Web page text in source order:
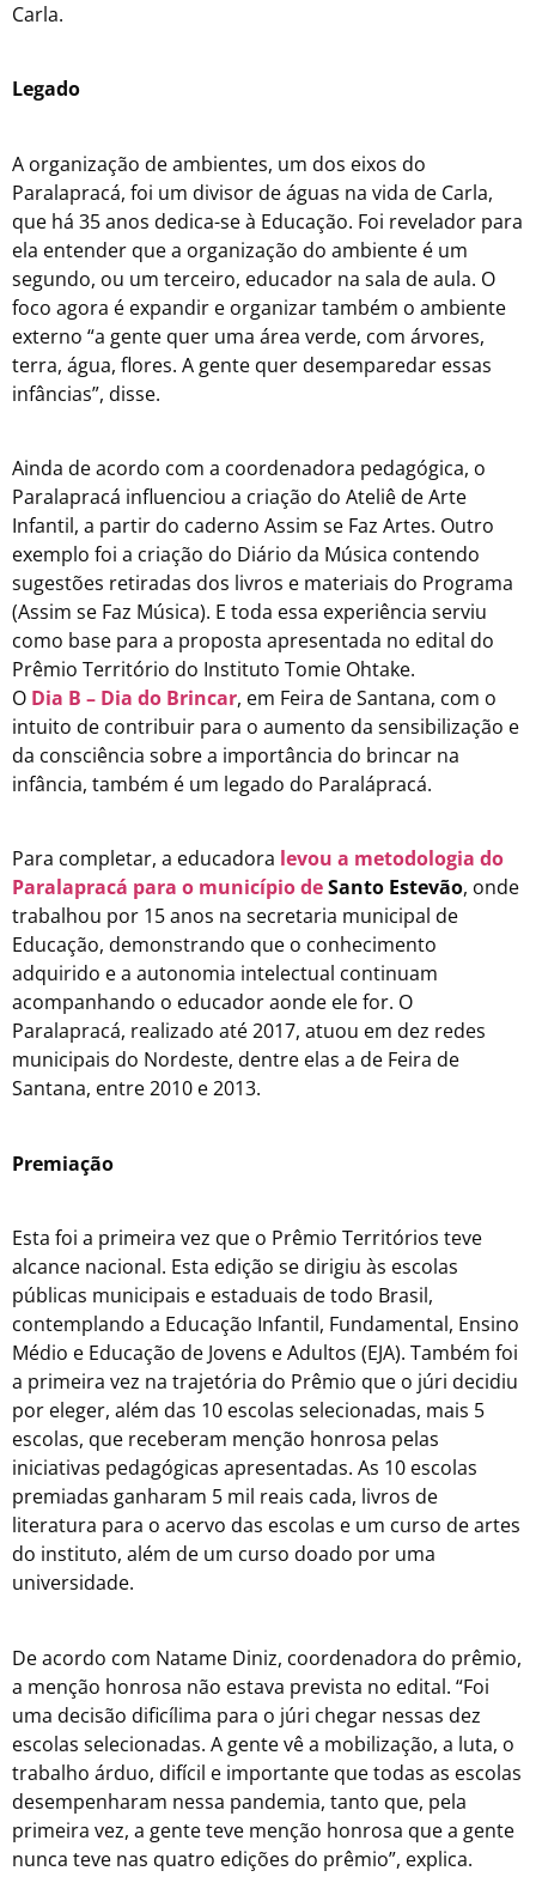
Carla.
Legado
A organização de ambientes, um dos eixos do
Paralapracá, foi um divisor de águas na vida de Carla,
que há 35 anos dedica-se à Educação. Foi revelador para
ela entender que a organização do ambiente é um
segundo, ou um terceiro, educador na sala de aula. O
foco agora é expandir e organizar também o ambiente
externo “a gente quer uma área verde, com árvores,
terra, água, flores. A gente quer desemparedar essas
infâncias”, disse.
Ainda de acordo com a coordenadora pedagógica, o
Paralapracá influenciou a criação do Ateliê de Arte
Infantil, a partir do caderno Assim se Faz Artes. Outro
exemplo foi a criação do Diário da Música contendo
sugestões retiradas dos livros e materiais do Programa
(Assim se Faz Música). E toda essa experiência serviu
como base para a proposta apresentada no edital do
Prêmio Território do Instituto Tomie Ohtake.
O Dia B – Dia do Brincar, em Feira de Santana, com o
intuito de contribuir para o aumento da sensibilização e
da consciência sobre a importância do brincar na
infância, também é um legado do Paralápracá.
Para completar, a educadora levou a metodologia do
Paralapracá para o município deSanto Estevão, onde
trabalhou por 15 anos na secretaria municipal de
Educação, demonstrando que o conhecimento
adquirido e a autonomia intelectual continuam
acompanhando o educador aonde ele for. O
Paralapracá, realizado até 2017, atuou em dez redes
municipais do Nordeste, dentre elas a de Feira de
Santana, entre 2010 e 2013.
Premiação
Esta foi a primeira vez que o Prêmio Territórios teve
alcance nacional. Esta edição se dirigiu às escolas
públicas municipais e estaduais de todo Brasil,
contemplando a Educação Infantil, Fundamental, Ensino
Médio e Educação de Jovens e Adultos (EJA). Também foi
a primeira vez na trajetória do Prêmio que o júri decidiu
por eleger, além das 10 escolas selecionadas, mais 5
escolas, que receberam menção honrosa pelas
iniciativas pedagógicas apresentadas. As 10 escolas
premiadas ganharam 5 mil reais cada, livros de
literatura para o acervo das escolas e um curso de artes
do instituto, além de um curso doado por uma
universidade.
De acordo com Natame Diniz, coordenadora do prêmio,
a menção honrosa não estava prevista no edital. “Foi
uma decisão dificílima para o júri chegar nessas dez
escolas selecionadas. A gente vê a mobilização, a luta, o
trabalho árduo, difícil e importante que todas as escolas
desempenharam nessa pandemia, tanto que, pela
primeira vez, a gente teve menção honrosa que a gente
nunca teve nas quatro edições do prêmio”, explica.